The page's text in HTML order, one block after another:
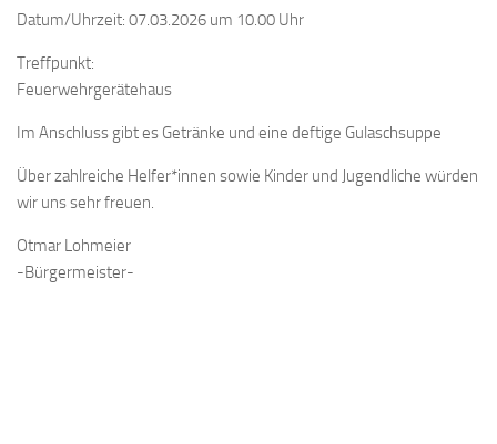
Datum/Uhrzeit: 07.03.2026 um 10.00 Uhr
Treffpunkt:
Feuerwehrgerätehaus
Im Anschluss gibt es Getränke und eine deftige Gulaschsuppe
Über zahlreiche Helfer*innen sowie Kinder und Jugendliche würden
wir uns sehr freuen.
Otmar Lohmeier
-Bürgermeister-